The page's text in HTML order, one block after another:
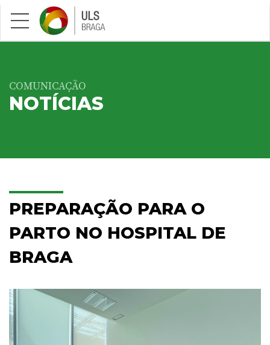
Saltar para conteúdo principal
COMUNICAÇÃO
NOTÍCIAS
PREPARAÇÃO PARA O
PARTO NO HOSPITAL DE
BRAGA